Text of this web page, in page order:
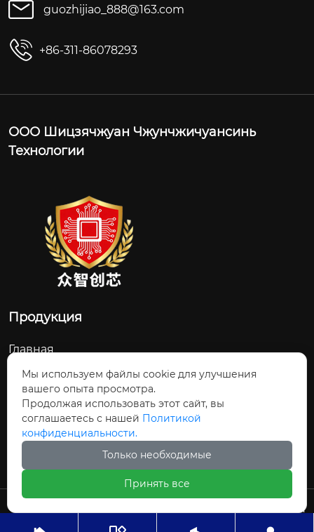
guozhijiao_888@163.com
+86-311-86078293
ООО Шицзячжуан Чжунчжичуансинь
Технологии
Продукция
Главная
О Нас
Контакты
Новости и обновления
Продукция
Авторское право©ООО Шицзячжуан
Чжунчжичуансинь Технологии
Мы используем файлы cookie для улучшения
вашего опыта просмотра.
Продолжая использовать этот сайт, вы
соглашаетесь с нашей Политикой
конфиденциальности.
Только необходимые
Принять все